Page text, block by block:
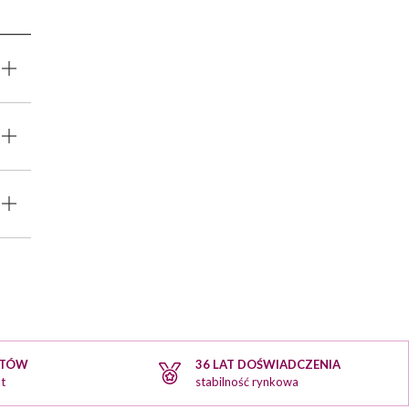
36 LAT DOŚWIADCZENIA
stabilność rynkowa